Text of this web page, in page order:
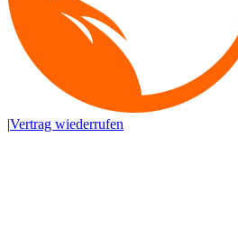
|Vertrag wiederrufen